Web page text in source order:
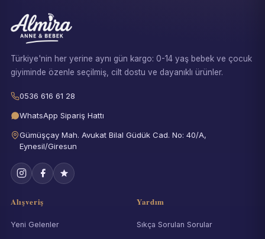
Türkiye'nin her yerine aynı gün kargo: 0-14 yaş bebek ve çocuk
giyiminde özenle seçilmiş, cilt dostu ve dayanıklı ürünler.
0536 616 61 28
WhatsApp Sipariş Hattı
Gümüşçay Mah. Avukat Bilal Güdük Cad. No: 40/A,
Eynesil/Giresun
Alışveriş
Yeni Gelenler
Yardım
Sıkça Sorulan Sorular